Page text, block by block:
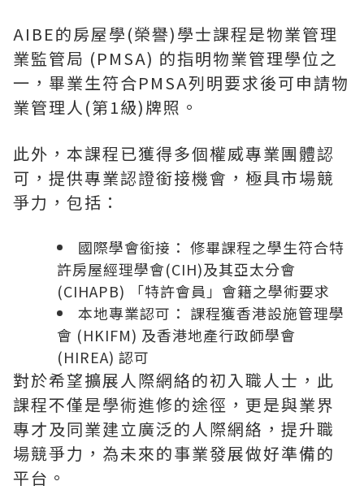
AIBE的房屋學(榮譽)學士課程是物業管理
業監管局 (PMSA) 的指明物業管理學位之
一，畢業生符合PMSA列明要求後可申請物
業管理人(第1級)牌照。
此外，本課程已獲得多個權威專業團體認
可，提供專業認證銜接機會，極具市場競
爭力，包括：
國際學會銜接： 修畢課程之學生符合特
許房屋經理學會(CIH)及其亞太分會
(CIHAPB) 「特許會員」會籍之學術要求
本地專業認可： 課程獲香港設施管理學
會 (HKIFM) 及香港地產行政師學會
(HIREA) 認可
對於希望擴展人際網絡的初入職人士，此
課程不僅是學術進修的途徑，更是與業界
專才及同業建立廣泛的人際網絡，提升職
場競爭力，為未來的事業發展做好準備的
平台。